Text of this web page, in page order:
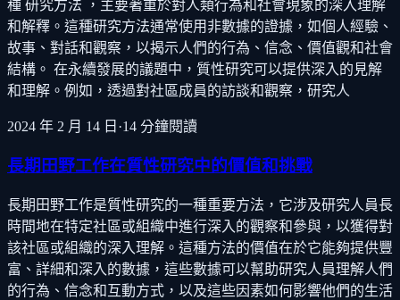
種 研究方法 ，主要著重於對人類行為和社會現象的深入理解
和解釋。這種研究方法通常使用非數據的證據，如個人經驗、
故事、對話和觀察，以揭示人們的行為、信念、價值觀和社會
結構。 在永續發展的議題中，質性研究可以提供深入的見解
和理解。例如，透過對社區成員的訪談和觀察，研究人
2024 年 2 月 14 日 ·14 分鐘閱讀
長期田野工作在質性研究中的價值和挑戰
長期田野工作是質性研究的一種重要方法，它涉及研究人員長
時間地在特定社區或組織中進行深入的觀察和參與，以獲得對
該社區或組織的深入理解。這種方法的價值在於它能夠提供豐
富、詳細和深入的數據，這些數據可以幫助研究人員理解人們
的行為、信念和互動方式，以及這些因素如何影響他們的生活